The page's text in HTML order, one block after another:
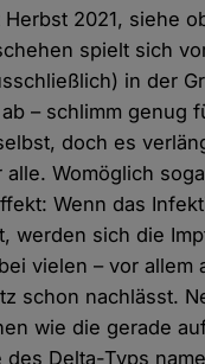
2021, siehe
spielt sich
in der
– schlimm genug
doch es
alle. Womöglich
Wenn das
werden sich die
vielen – vor allem
schon nachlässt.
wie die gerade
des Delta-Typs